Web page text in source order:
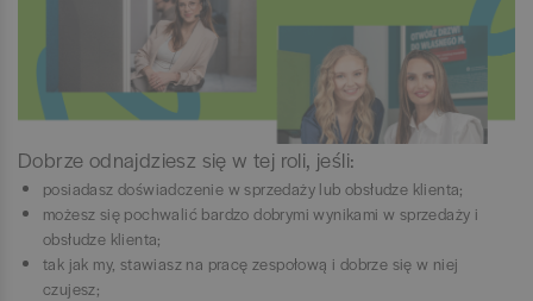
Dobrze odnajdziesz się w tej roli, jeśli:
posiadasz doświadczenie w sprzedaży lub obsłudze klienta;
możesz się pochwalić bardzo dobrymi wynikami w sprzedaży i
obsłudze klienta;
tak jak my, stawiasz na pracę zespołową i dobrze się w niej
czujesz;